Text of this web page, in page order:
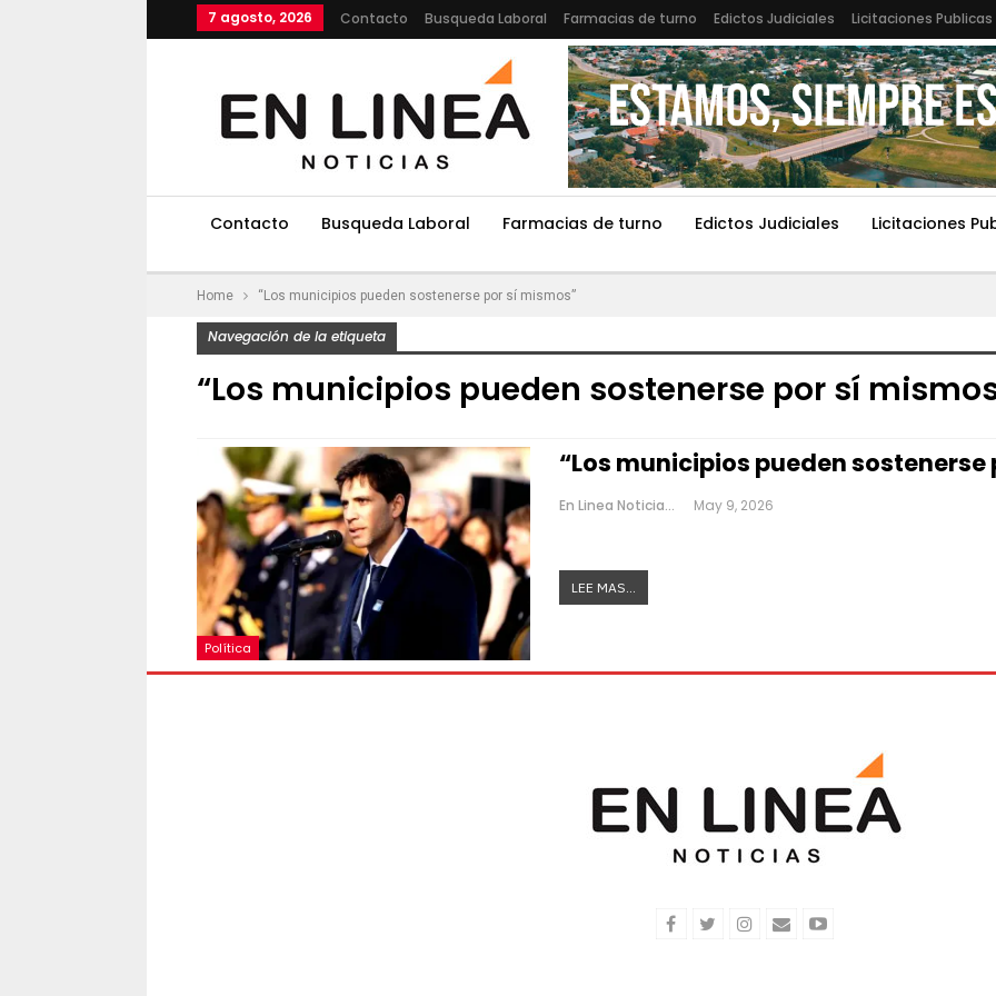
7 agosto, 2026 Contacto Busqueda Laboral Farmacias de turno Edictos Judiciales Licitaciones Publicas
Contacto Busqueda Laboral Farmacias de turno Edictos Judiciales Licitaciones
Home “Los municipios pueden sostenerse por sí mismos”
Navegación de la etiqueta
“Los municipios pueden sostenerse por sí
Política
“Los municipios pueden sostenerse
En Linea Noticias May 9, 2026
LEE MAS...